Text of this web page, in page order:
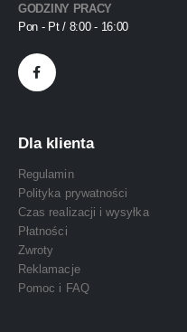
GODZINY PRACY
Pon - Pt / 8:00 - 16:00
Dla klienta
Regulamin
Polityka prywatności
Czas realizacji i wysyłka
Płatności
Zwroty
Reklamacje
Pomoc i FAQ